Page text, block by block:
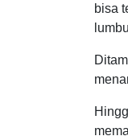
bisa